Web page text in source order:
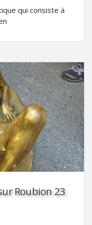
qui consiste à
Roubion 23